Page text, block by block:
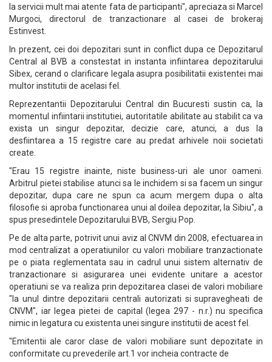
la servicii mult mai atente fata de participanti", apreciaza si Marcel
Murgoci, directorul de tranzactionare al casei de brokeraj
Estinvest.
In prezent, cei doi depozitari sunt in conflict dupa ce Depozitarul
Central al BVB a constestat in instanta infiintarea depozitarului
Sibex, cerand o clarificare legala asupra posibilitatii existentei mai
multor institutii de acelasi fel.
Reprezentantii Depozitarului Central din Bucuresti sustin ca, la
momentul infiintarii institutiei, autoritatile abilitate au stabilit ca va
exista un singur depozitar, decizie care, atunci, a dus la
desfiintarea a 15 registre care au predat arhivele noii societati
create.
"Erau 15 registre inainte, niste business-uri ale unor oameni.
Arbitrul pietei stabilise atunci sa le inchidem si sa facem un singur
depozitar, dupa care ne spun ca acum mergem dupa o alta
filosofie si aproba functionarea unui al doilea depozitar, la Sibiu", a
spus presedintele Depozitarului BVB, Sergiu Pop.
Pe de alta parte, potrivit unui aviz al CNVM din 2008, efectuarea in
mod centralizat a operatiunilor cu valori mobiliare tranzactionate
pe o piata reglementata sau in cadrul unui sistem alternativ de
tranzactionare si asigurarea unei evidente unitare a acestor
operatiuni se va realiza prin depozitarea clasei de valori mobiliare
"la unul dintre depozitarii centrali autorizati si supravegheati de
CNVM", iar legea pietei de capital (legea 297 - n.r.) nu specifica
nimic in legatura cu existenta unei singure institutii de acest fel.
"Emitentii ale caror clase de valori mobiliare sunt depozitate in
conformitate cu prevederile art.1 vor incheia contracte de